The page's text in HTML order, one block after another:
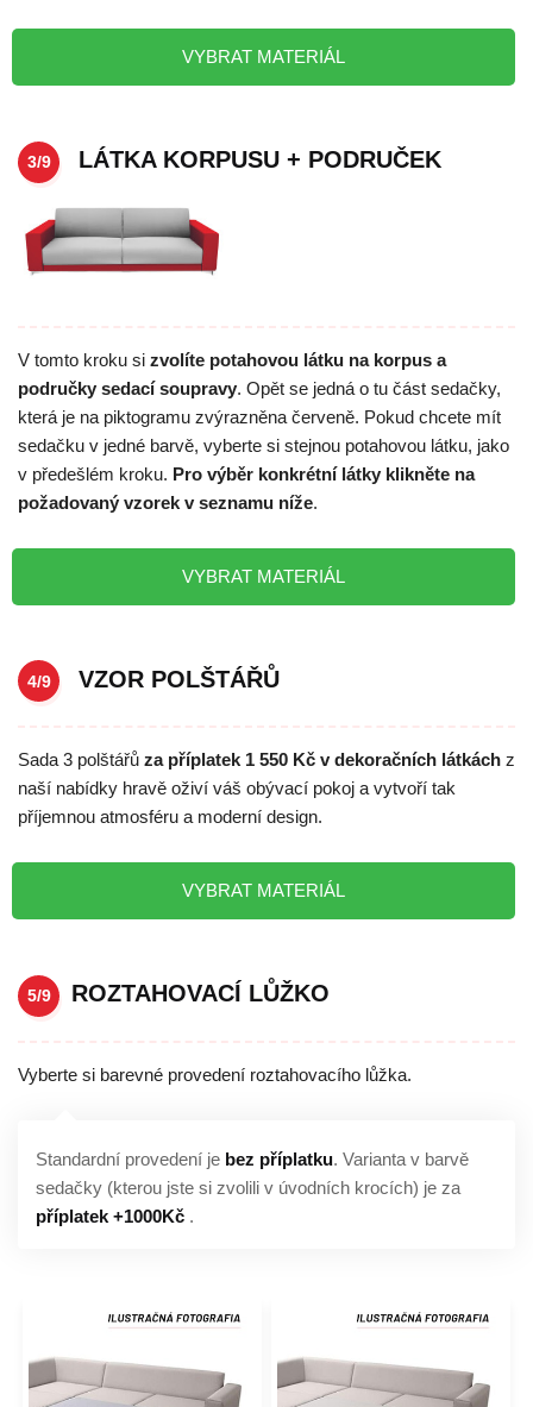
VYBRAT MATERIÁL
3/9 LÁTKA KORPUSU + PODRUČEK
V tomto kroku si zvolíte potahovou látku na korpus a
područky sedací soupravy. Opět se jedná o tu část sedačky,
která je na piktogramu zvýrazněna červeně. Pokud chcete mít
sedačku v jedné barvě, vyberte si stejnou potahovou látku, jako
v předešlém kroku. Pro výběr konkrétní látky klikněte na
požadovaný vzorek v seznamu níže.
VYBRAT MATERIÁL
4/9 VZOR POLŠTÁŘŮ
Sada 3 polštářů za příplatek 1 550 Kč v dekoračních látkách z
naší nabídky hravě oživí váš obývací pokoj a vytvoří tak
příjemnou atmosféru a moderní design.
VYBRAT MATERIÁL
5/9 ROZTAHOVACÍ LŮŽKO
Vyberte si barevné provedení roztahovacího lůžka.
Standardní provedení je bez příplatku. Varianta v barvě
sedačky (kterou jste si zvolili v úvodních krocích) je za
příplatek +1000Kč .